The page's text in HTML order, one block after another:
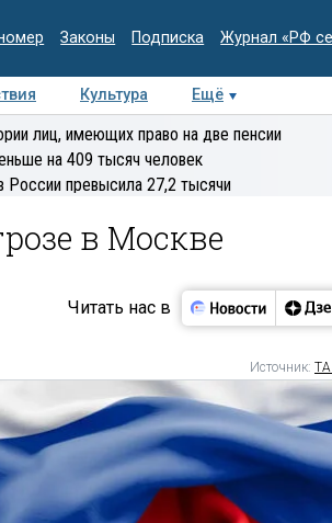
Законы Подписка Журнал «РФ
Культура
Ещё
Интервью Колумнисты
лиц, имеющих право на две пенсии
на 409 тысяч человек
России превысила 27,2 тысячи
в Москве
Читать нас в
Источник: